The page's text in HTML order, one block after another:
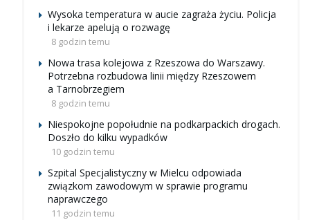
Wysoka temperatura w aucie zagraża życiu. Policja
i lekarze apelują o rozwagę
8 godzin temu
Nowa trasa kolejowa z Rzeszowa do Warszawy.
Potrzebna rozbudowa linii między Rzeszowem
a Tarnobrzegiem
8 godzin temu
Niespokojne popołudnie na podkarpackich drogach.
Doszło do kilku wypadków
10 godzin temu
Szpital Specjalistyczny w Mielcu odpowiada
związkom zawodowym w sprawie programu
naprawczego
11 godzin temu